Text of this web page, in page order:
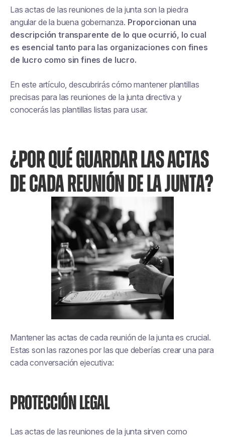
Las actas de las reuniones de la junta son la piedra
angular de la buena gobernanza. Proporcionan una
descripción transparente de lo que ocurrió, lo cual
es esencial tanto para las organizaciones con fines
de lucro como sin fines de lucro.
En este artículo, descubrirás cómo mantener plantillas
precisas para las reuniones de la junta directiva y
conocerás las plantillas listas para usar.
¿POR QUÉ GUARDAR LAS ACTAS
DE CADA REUNIÓN DE LA JUNTA?
Mantener las actas de cada reunión de la junta es crucial.
Estas son las razones por las que deberías crear una para
cada conversación ejecutiva:
PROTECCIÓN LEGAL
Las actas de las reuniones de la junta sirven como